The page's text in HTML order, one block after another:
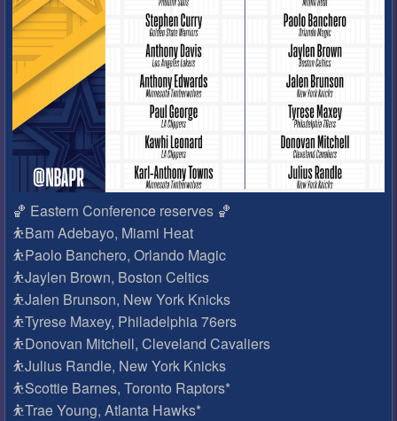
🏀 Eastern Conference reserves 🏀
⛹Bam Adebayo, Miami Heat
⛹Paolo Banchero, Orlando Magic
⛹Jaylen Brown, Boston Celtics
⛹Jalen Brunson, New York Knicks
⛹Tyrese Maxey, Philadelphia 76ers
⛹Donovan Mitchell, Cleveland Cavaliers
⛹Julius Randle, New York Knicks
⛹Scottie Barnes, Toronto Raptors*
⛹Trae Young, Atlanta Hawks*